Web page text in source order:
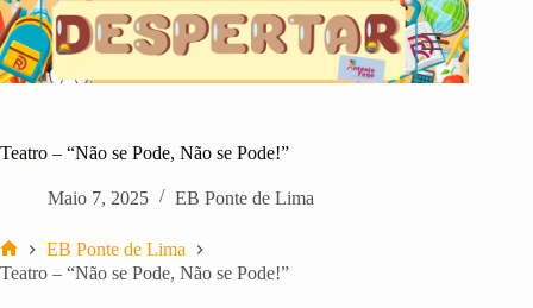
Pular
para
o
conteúdo
Teatro – “Não se Pode, Não se Pode!”
Maio 7, 2025 EB Ponte de Lima
Início
EB Ponte de Lima
Teatro – “Não se Pode, Não se Pode!”